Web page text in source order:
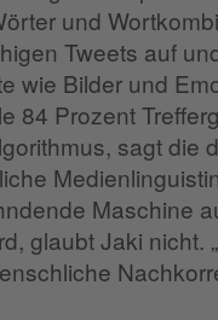
und
Tweets auf
wie Bilder und
84 Prozent
sagt die
Maschine
glaubt Jaki nicht.